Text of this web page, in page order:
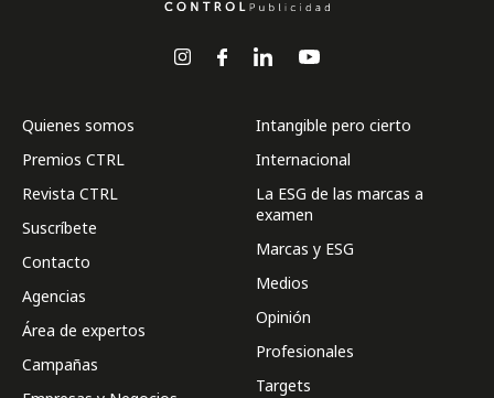
Quienes somos
Premios CTRL
Revista CTRL
Suscríbete
Contacto
Agencias
Área de expertos
Campañas
Intangible pero cierto
Internacional
La ESG de las marcas a
examen
Marcas y ESG
Medios
Opinión
Profesionales
Targets